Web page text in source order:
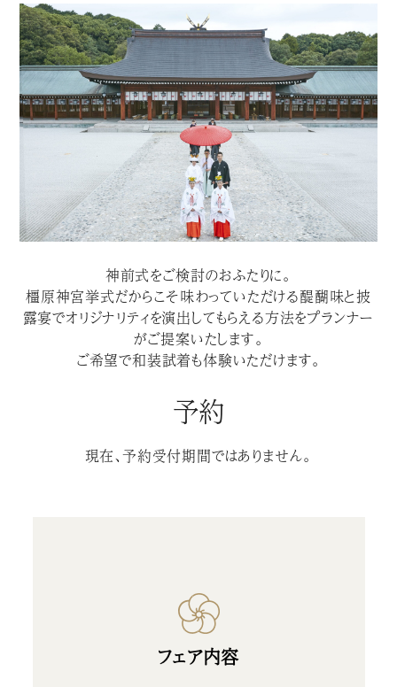
神前式をご検討のおふたりに。
橿原神宮挙式だからこそ味わっていただける醍醐味と披
露宴でオリジナリティを演出してもらえる方法をプランナー
がご提案いたします。
ご希望で和装試着も体験いただけます。
予約
現在、予約受付期間ではありません。
フェア内容